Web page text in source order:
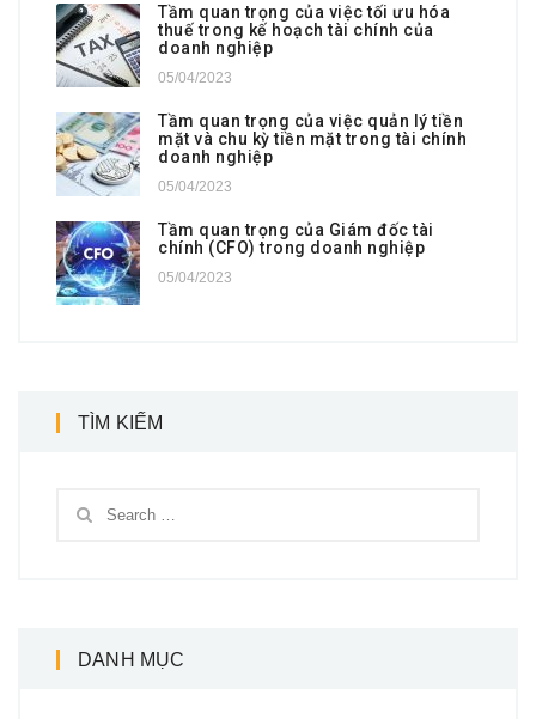
Tầm quan trọng của việc tối ưu hóa
thuế trong kế hoạch tài chính của
doanh nghiệp
05/04/2023
Tầm quan trọng của việc quản lý tiền
mặt và chu kỳ tiền mặt trong tài chính
doanh nghiệp
05/04/2023
Tầm quan trọng của Giám đốc tài
chính (CFO) trong doanh nghiệp
05/04/2023
TÌM KIẾM
DANH MỤC